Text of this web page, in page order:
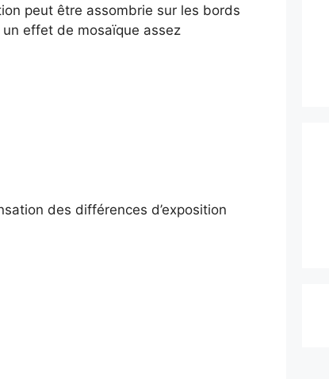
peut être assombrie sur les bords
effet de mosaïque assez
des différences d’exposition